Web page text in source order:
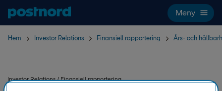
Hoppa över navigering och sök
Meny
Hem Investor Relations Finansiell rapportering Års- och
Investor Relations / Finansiell rapportering